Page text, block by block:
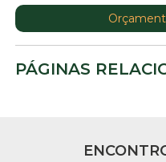
PÁGINAS